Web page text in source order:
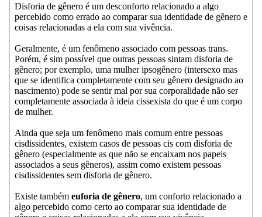
Disforia de gênero é um desconforto relacionado a algo
percebido como errado ao comparar sua identidade de gênero e
coisas relacionadas a ela com sua vivência.
Geralmente, é um fenômeno associado com pessoas trans.
Porém, é sim possível que outras pessoas sintam disforia de
gênero; por exemplo, uma mulher ipsogênero (intersexo mas
que se identifica completamente com seu gênero designado ao
nascimento) pode se sentir mal por sua corporalidade não ser
completamente associada à ideia cissexista do que é um corpo
de mulher.
Ainda que seja um fenômeno mais comum entre pessoas
cisdissidentes, existem casos de pessoas cis com disforia de
gênero (especialmente as que não se encaixam nos papeis
associados a seus gêneros), assim como existem pessoas
cisdissidentes sem disforia de gênero.
Existe também euforia de gênero, um conforto relacionado a
algo percebido como certo ao comparar sua identidade de